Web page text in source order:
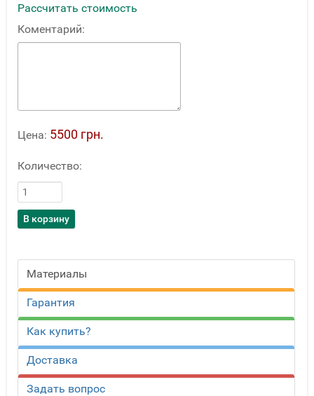
Рассчитать стоимость
Коментарий:
Цена: 5500 грн.
Количество:
Материалы
Гарантия
Как купить?
Доставка
Задать вопрос